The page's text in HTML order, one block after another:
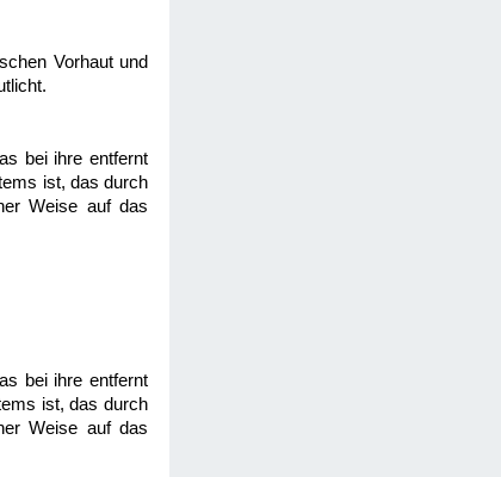
Vorhaut und
bei ihre entfernt
ist, das durch
Weise auf das
bei ihre entfernt
ist, das durch
Weise auf das